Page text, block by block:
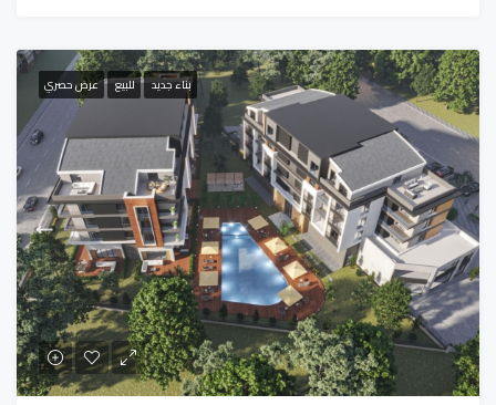
بناء جديد للبيع عرض حصري